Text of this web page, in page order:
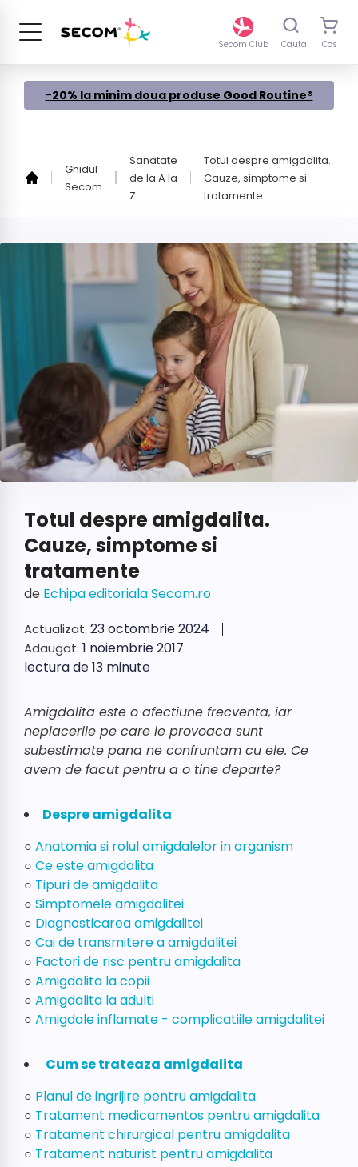
continut
Secom Club Cauta Cos
-20% la minim doua produse Good Routine®
Ghidul
Secom
Sanatate
de la A la
Z
Totul despre amigdalita.
Cauze, simptome si
tratamente
Totul despre amigdalita.
Cauze, simptome si
tratamente
de Echipa editoriala Secom.ro
Actualizat: 23 octombrie 2024
Adaugat: 1 noiembrie 2017
lectura de 13 minute
Amigdalita este o afectiune frecventa, iar
neplacerile pe care le provoaca sunt
subestimate pana ne confruntam cu ele. Ce
avem de facut pentru a o tine departe?
Despre amigdalita
○ Anatomia si rolul amigdalelor in organism
○ Ce este amigdalita
○ Tipuri de amigdalita
○ Simptomele amigdalitei
○ Diagnosticarea amigdalitei
○ Cai de transmitere a amigdalitei
○ Factori de risc pentru amigdalita
○ Amigdalita la copii
○ Amigdalita la adulti
○ Amigdale inflamate - complicatiile amigdalitei
Cum se trateaza amigdalita
○ Planul de ingrijire pentru amigdalita
○ Tratament medicamentos pentru amigdalita
○ Tratament chirurgical pentru amigdalita
○ Tratament naturist pentru amigdalita